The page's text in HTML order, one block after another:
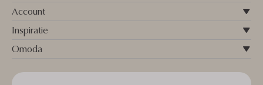
Account
Inspiratie
Omoda